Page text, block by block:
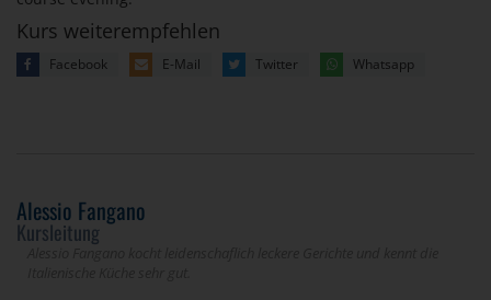
Kurs weiterempfehlen
Facebook E-Mail Twitter Whatsapp
Alessio Fangano
Kursleitung